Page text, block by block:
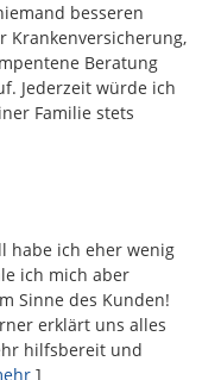
besseren
Kranken­ver­si­che­rung,
Beratung
Jederzeit würde ich
Familie stets
habe ich eher wenig
ich mich aber
Sinne des Kunden!
erklärt uns alles
hilfsbereit und
]